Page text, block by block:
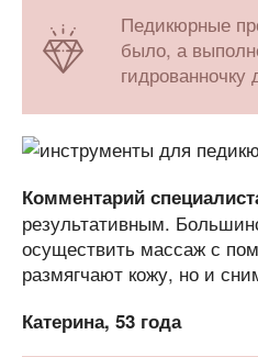
Педикюрные
было, а
Комментарий
результативным.
осуществить массаж с
размягчают кожу, но и
Катерина, 53 года